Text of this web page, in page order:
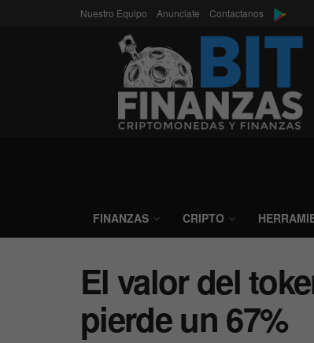
Nuestro Equipo Anunciate Contactanos
FINANZAS CRIPTO
El valor del
pierde un 67%